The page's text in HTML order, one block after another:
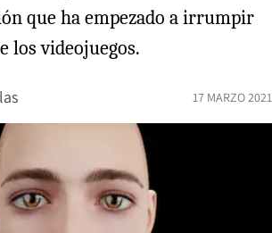
que ha empezado a irrumpir
los videojuegos.
17 MARZO 2021